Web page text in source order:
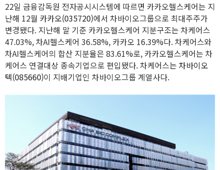
22일 금융감독원 전자공시시스템에 따르면 카카오헬스케어는 지
난해 12월 카카오(035720)에서 차바이오그룹으로 최대주주가
변경됐다. 지난해 말 기준 카카오헬스케어 지분구조는 차케어스
47.03%, 차AI헬스케어 36.58%, 카카오 16.39%다. 차케어스와
차AI헬스케어의 합산 지분율은 83.61%로, 카카오헬스케어는 차
케어스 연결대상 종속기업으로 편입됐다. 차케어스는 차바이오
텍(085660)이 지배기업인 차바이오그룹 계열사다.